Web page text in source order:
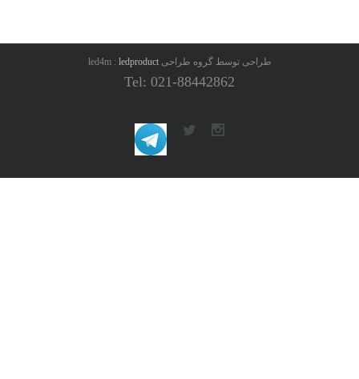
طراحی توسط گروه طراحی led4m :ledproduct
Tel: 021-88442862